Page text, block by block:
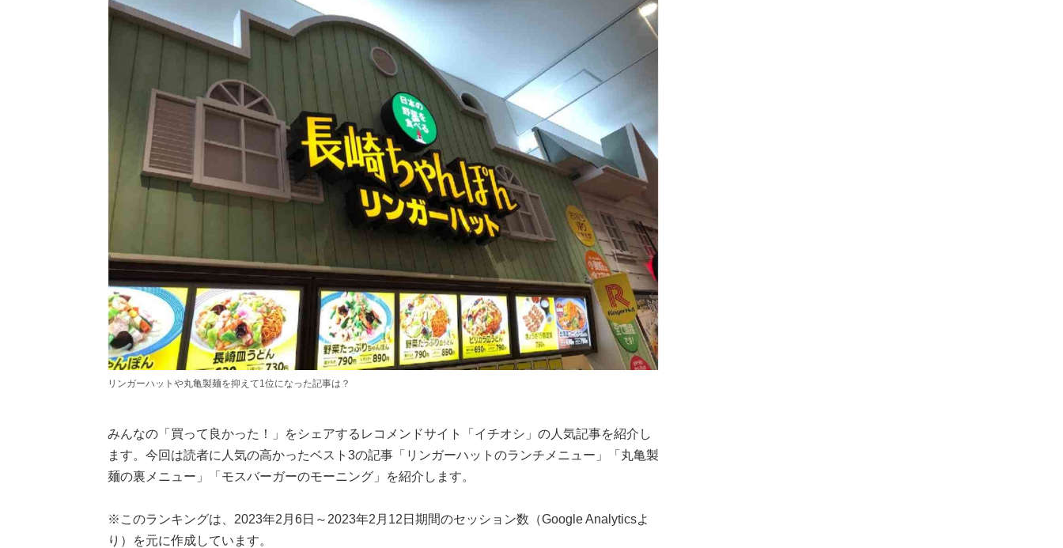
リンガーハットや丸亀製麺を抑えて1位になった記事は？
みんなの「買って良かった！」をシェアするレコメンドサイト「イチオシ」の人気記事を紹介し
ます。今回は読者に人気の高かったベスト3の記事「リンガーハットのランチメニュー」「丸亀製
麺の裏メニュー」「モスバーガーのモーニング」を紹介します。
※このランキングは、2023年2月6日～2023年2月12日期間のセッション数（Google Analyticsよ
り）を元に作成しています。